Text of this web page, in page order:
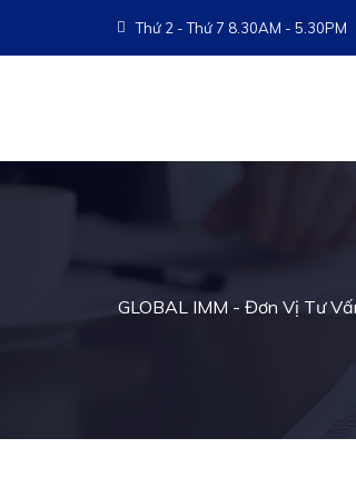
Thứ 2 - Thứ 7 8.30AM - 5.30PM
GLOBAL IMM - Đơn Vị Tư